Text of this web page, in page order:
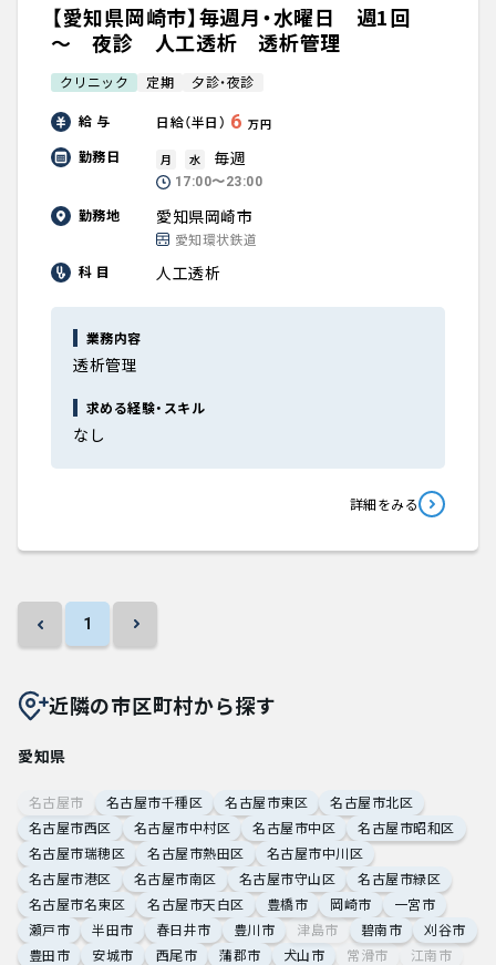
【愛知県岡崎市】毎週月・水曜日 週1回
～ 夜診 人工透析 透析管理
クリニック 定期 夕診・夜診
給 与 日給（半日） 6 万円
勤務日 月 水 毎週
17:00〜23:00
勤務地 愛知県岡崎市
愛知環状鉄道
科 目
人工透析
業務内容
透析管理
求める経験・スキル
なし
詳細をみる
1
近隣の市区町村から探す
愛知県
名古屋市 名古屋市千種区 名古屋市東区
名古屋市北区
名古屋市西区
名古屋市中村区 名古屋市中区
名古屋市昭和区
名古屋市瑞穂区
名古屋市熱田区
名古屋市中川区
名古屋市港区
名古屋市南区 名古屋市守山区
名古屋市緑区
名古屋市名東区
名古屋市天白区 豊橋市 岡崎市
一宮市
瀬戸市
半田市 春日井市 豊川市 津島市 碧南市
刈谷市
豊田市
安城市 西尾市 蒲郡市 犬山市 常滑市
江南市